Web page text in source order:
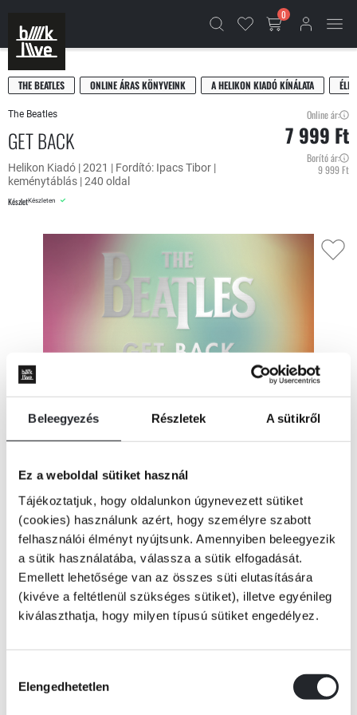
Beleegyezés Részletek A sütikről
Ez a weboldal sütiket használ
Tájékoztatjuk, hogy oldalunkon úgynevezett sütiket
(cookies) használunk azért, hogy személyre szabott
felhasználói élményt nyújtsunk. Amennyiben beleegyezik
a sütik használatába, válassza a sütik elfogadását.
Emellett lehetősége van az összes süti elutasítására
(kivéve a feltétlenül szükséges sütiket), illetve egyénileg
kiválaszthatja, hogy milyen típusú sütiket engedélyez.
kiválasztása
Elengedhetetlen
0
THE BEATLES ONLINE ÁRAS KÖNYVEINK A HELIKON KIADÓ KÍNÁLATA
The Beatles
GET BACK
Helikon Kiadó | 2021 | Fordító: Ipacs Tibor |
keménytáblás | 240 oldal
KészletKészleten
Online ár:
7 999 Ft
Borító ár:
9 999 Ft